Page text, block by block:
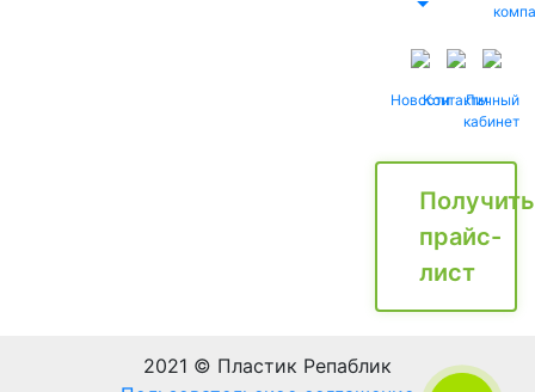
НовостиКонтактыЛичный
кабинет
Получить
прайс-
лист
2021 © Пластик Репаблик